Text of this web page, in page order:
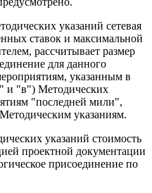
указаний сетевая
ставок и максимальной
рассчитывает размер
для данного
указанным в
и "в") Методических
"последней мили",
указаниям.
указаний стоимость
проектной документации
присоединение по